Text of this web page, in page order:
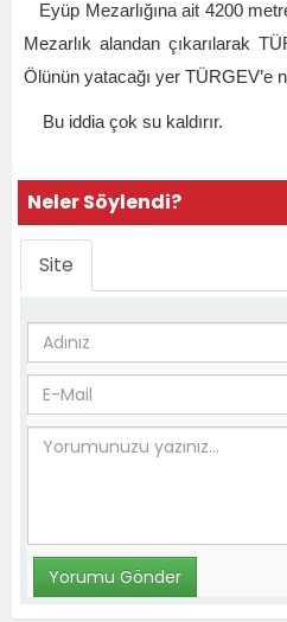
Eyüp Mezarlığına ait 4200
Mezarlık alandan çıkarılarak
Ölünün yatacağı yer TÜRGEV’e
Bu iddia çok su kaldırır.
Neler Söylendi?
Site